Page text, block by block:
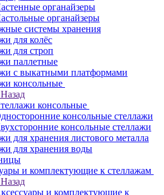
органайзеры
органайзеры
системы хранения
для колёс
для строп
паллетные
с выкатными платформами
консольные
Назад
консольные
консольные стеллажи
консольные стеллажи
для хранения листового металла
для хранения воды
и комплектующие к стеллажам
Назад
и комплектующие к